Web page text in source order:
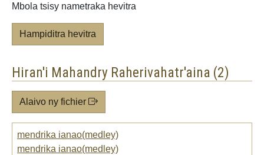
Mbola tsisy nametraka hevitra
Hampiditra hevitra
Hiran'i Mahandry Raherivahatr'aina (2)
Alaivo ny fichier
mendrika ianao(medley)
mendrika ianao(medley)